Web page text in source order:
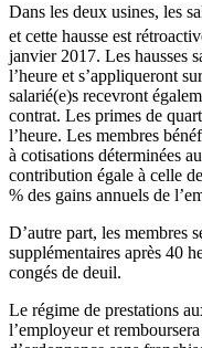
Dans les deux usines, les
et cette hausse est
janvier 2017. Les hausses
l’heure et s’appliqueront
salarié(e)s recevront
contrat. Les primes de
l’heure. Les membres
à cotisations déterminées
contribution égale à celle
% des gains annuels de
D’autre part, les membres
supplémentaires après 40
congés de deuil.
Le régime de prestations
l’employeur et